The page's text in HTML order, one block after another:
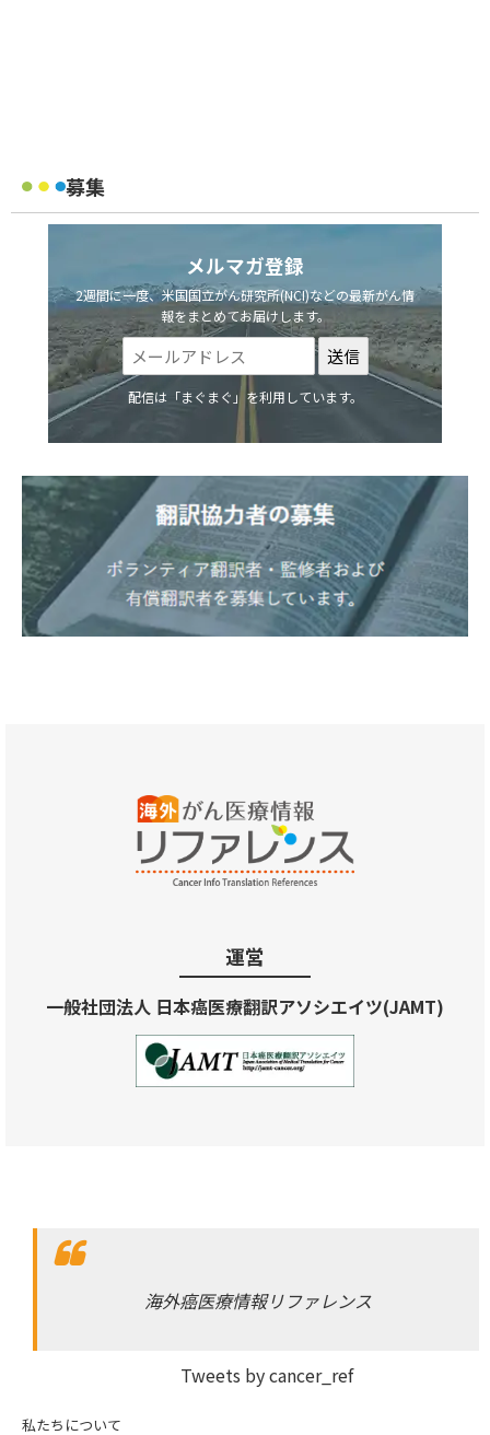
募集
メルマガ登録
2週間に一度、米国国立がん研究所(NCI)などの最新がん情
報をまとめてお届けします。
配信は「まぐまぐ」を利用しています。
運営
一般社団法人 日本癌医療翻訳アソシエイツ(JAMT)
海外癌医療情報リファレンス
Tweets by cancer_ref
私たちについて